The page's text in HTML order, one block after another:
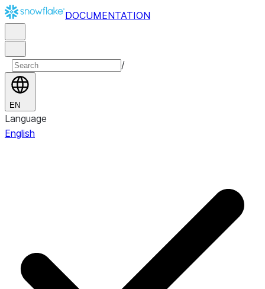
DOCUMENTATION
/
EN
Language
English